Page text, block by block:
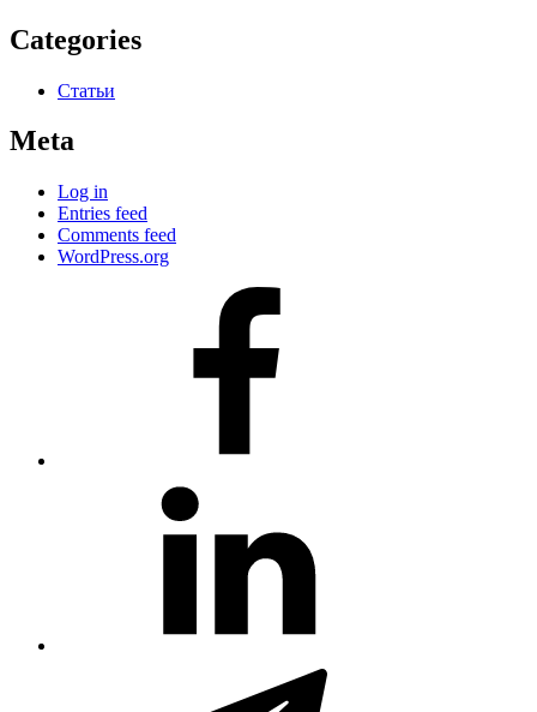
Categories
Статьи
Meta
Log in
Entries feed
Comments feed
WordPress.org